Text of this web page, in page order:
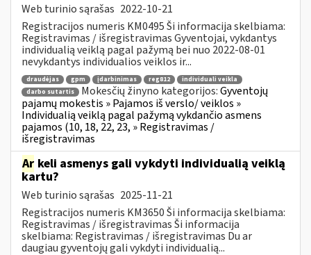
Web turinio sąrašas 2022-10-21
Registracijos numeris KM0495 Ši informacija skelbiama:
Registravimas / išregistravimas Gyventojai, vykdantys
individualią veiklą pagal pažymą bei nuo 2022-08-01
nevykdantys individualios veiklos ir...
draudėjas gpm įdarbinimas reg812
individuali veikla
darbo sutartis
Mokesčių žinyno kategorijos:Gyventojų
pajamų mokestis » Pajamos iš verslo/ veiklos »
Individualią veiklą pagal pažymą vykdančio asmens
pajamos (10, 18, 22, 23, » Registravimas /
išregistravimas
Ar keli asmenys gali vykdyti individualią veiklą
kartu?
Web turinio sąrašas 2025-11-21
Registracijos numeris KM3650 Ši informacija skelbiama:
Registravimas / išregistravimas Ši informacija
skelbiama: Registravimas / išregistravimas Du ar
daugiau gyventojų gali vykdyti individualią...